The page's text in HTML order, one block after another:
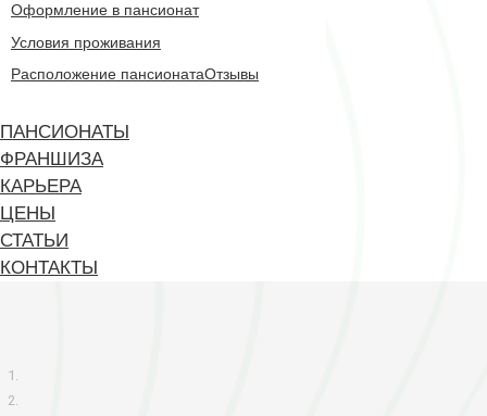
Оформление в пансионат
Условия проживания
Расположение пансионатаОтзывы
ПАНСИОНАТЫ
ФРАНШИЗА
КАРЬЕРА
ЦЕНЫ
СТАТЬИ
КОНТАКТЫ